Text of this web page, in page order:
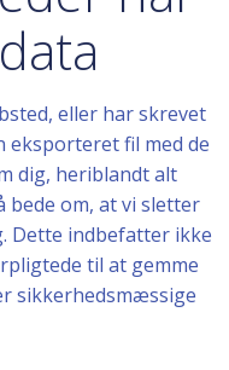
eller har skrevet
eksporteret fil med de
dig, heriblandt alt
bede om, at vi sletter
Dette indbefatter ikke
til at gemme
sikkerhedsmæssige